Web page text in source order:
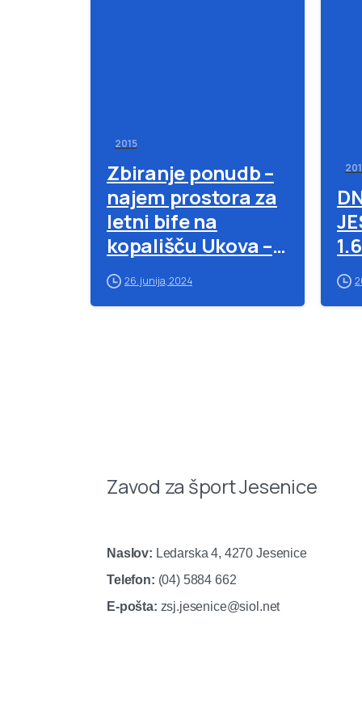
2015
Zbiranje ponudb –
najem prostora za
letni bife na
kopališču Ukova –
20.5.2015
26. junija, 2024
Zavod za šport Jesenice
Naslov: Ledarska 4, 4270 Jesenice
Telefon: (04) 5884 662
E-pošta: zsj.jesenice@siol.net